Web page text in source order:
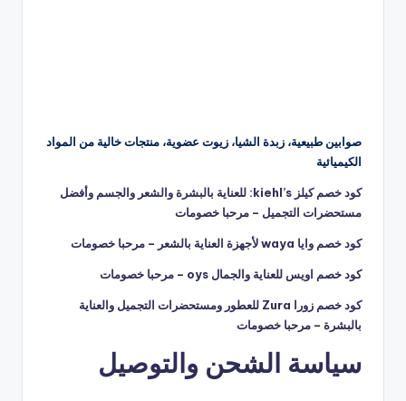
صوابين طبيعية، زبدة الشيا، زيوت عضوية، منتجات خالية من المواد
الكيميائية
كود خصم كيلز kiehl’s: للعناية بالبشرة والشعر والجسم وأفضل
مستحضرات التجميل – مرحبا خصومات
كود خصم وايا waya لأجهزة العناية بالشعر – مرحبا خصومات
كود خصم اويس للعناية والجمال oys – مرحبا خصومات
كود خصم زورا Zura للعطور ومستحضرات التجميل والعناية
بالبشرة – مرحبا خصومات
سياسة الشحن والتوصيل